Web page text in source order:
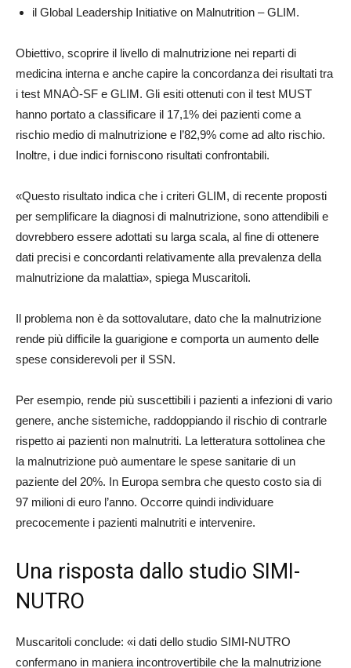
il Global Leadership Initiative on Malnutrition – GLIM.
Obiettivo, scoprire il livello di malnutrizione nei reparti di
medicina interna e anche capire la concordanza dei risultati tra
i test MNAÒ-SF e GLIM. Gli esiti ottenuti con il test MUST
hanno portato a classificare il 17,1% dei pazienti come a
rischio medio di malnutrizione e l’82,9% come ad alto rischio.
Inoltre, i due indici forniscono risultati confrontabili.
«Questo risultato indica che i criteri GLIM, di recente proposti
per semplificare la diagnosi di malnutrizione, sono attendibili e
dovrebbero essere adottati su larga scala, al fine di ottenere
dati precisi e concordanti relativamente alla prevalenza della
malnutrizione da malattia», spiega Muscaritoli.
Il problema non è da sottovalutare, dato che la malnutrizione
rende più difficile la guarigione e comporta un aumento delle
spese considerevoli per il SSN.
Per esempio, rende più suscettibili i pazienti a infezioni di vario
genere, anche sistemiche, raddoppiando il rischio di contrarle
rispetto ai pazienti non malnutriti. La letteratura sottolinea che
la malnutrizione può aumentare le spese sanitarie di un
paziente del 20%. In Europa sembra che questo costo sia di
97 milioni di euro l’anno. Occorre quindi individuare
precocemente i pazienti malnutriti e intervenire.
Una risposta dallo studio SIMI-
NUTRO
Muscaritoli conclude: «i dati dello studio SIMI-NUTRO
confermano in maniera incontrovertibile che la malnutrizione